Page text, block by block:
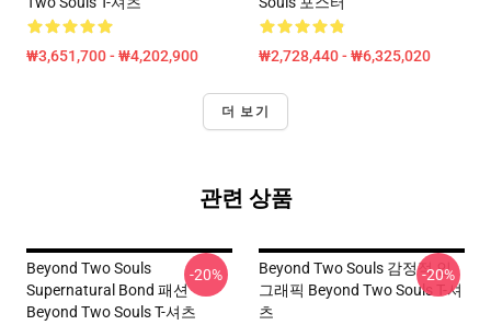
₩3,651,700 - ₩4,202,900 ₩2,728,440 - ₩6,325,020
더 보기
관련 상품
Beyond Two Souls
Supernatural Bond 패션
Beyond Two Souls T-셔츠
-20%
Beyond Two Souls 감정적 인
그래픽 Beyond Two Souls T-셔
츠
-20%